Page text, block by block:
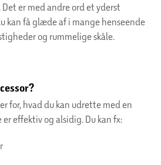
er med andre ord et yderst
kan få glæde af i mange henseende
og rummelige skåle.
for, hvad du kan udrette med en
er effektiv og alsidig. Du kan fx: